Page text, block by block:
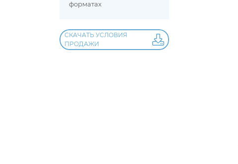
форматах
СКАЧАТЬ УСЛОВИЯ
ПРОДАЖИ